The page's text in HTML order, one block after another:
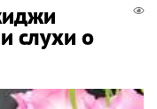
слухи о